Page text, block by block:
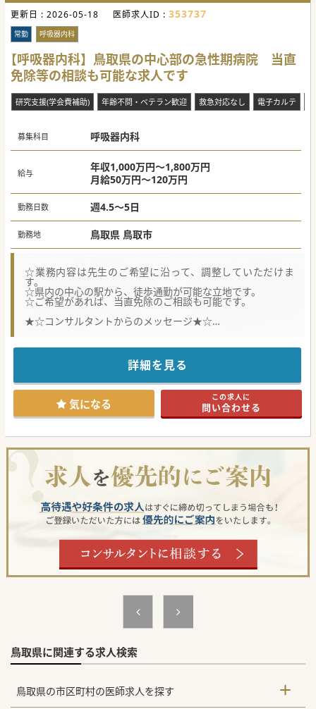
更新日 : 2026-05-18 医師求人ID : 353737
常勤 呼吸器内科
【呼吸器内科】鳥取県の中心部の急性期病院 当直
免除等の相談も可能な求人です
研究支援(学会費補助) 年齢不問・ベテラン歓迎 救急対応なし 電子カルテ
募集科目 呼吸器内科
給与
年収1,000万円～1,800万円
月給50万円～120万円
勤務日数 週4.5～5日
勤務地 鳥取県 鳥取市
☆業務内容は先生のご希望に沿って、調整していただけま
す。
☆県内の中心の駅から、徒歩通勤が可能な立地です。
☆ご希望があれば、当直免除のご相談も可能です。
★☆コンサルタントからのメッセージ★☆
急性期医療・リハビリテーション・緩和医療の3つを柱とし
また、関連の在宅専門クリニックとも連携し、地域に貢献し
県内の中心の駅からも近く、通勤しやすい立地です。
詳細を見る
気になる この求人に
問い合わせる
鳥取県に関連する求人検索
鳥取県の市区町村の医師求人を探す